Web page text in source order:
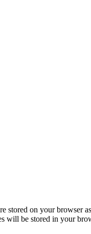
stored on your browser
will be stored in your